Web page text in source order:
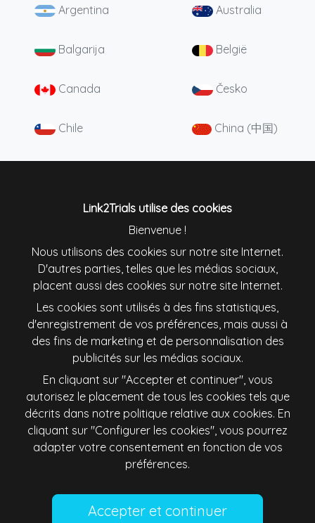
Argentina Australia
Balgarija België
Canada Česko
Chile China (中国)
Deutschland England
España France
Ireland Italiana
Lietuva Magyarország
Nederland New Zealand
Österreich Polska
Schweiz Singapore
Link2Trials utilise des cookies
Bienvenue !
Nous utilisons des cookies sur notre site Internet.
D'autres parties, telles que les médias sociaux,
placent aussi des cookies sur notre site Internet.
Les cookies sont utilisés à des fins statistiques,
d'enregistrement de vos préférences, mais aussi à
des fins de marketing et de personnalisation des
publicités sur les médias sociaux.
En cliquant sur "Accepter et continuer", vous
autorisez le placement de tous les cookies tels que
décrits dans notre politique relative aux cookies. En
cliquant sur "Configurer les cookies", vous pourrez
adapter votre consentement en fonction de vos
préférences.